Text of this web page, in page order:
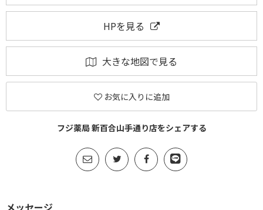
HPを見る
大きな地図で見る
お気に入りに追加
フジ薬局 新百合山手通り店をシェアする